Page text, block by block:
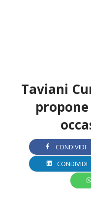
Taviani
CONDIVIDI
CONDIVIDI